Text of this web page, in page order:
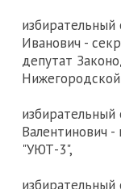
Иванович -
депутат
Валентинович
"УЮТ-3",